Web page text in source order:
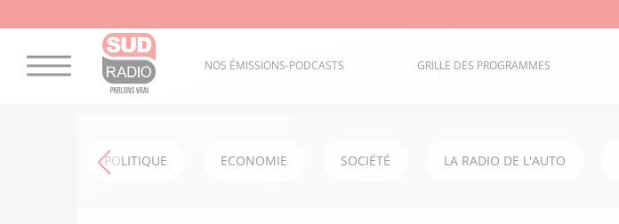
NOS ÉMISSIONS-PODCASTS GRILLE DES PROGRAMMES
POLITIQUE ECONOMIE SOCIÉTÉ LA RADIO DE L'AUTO